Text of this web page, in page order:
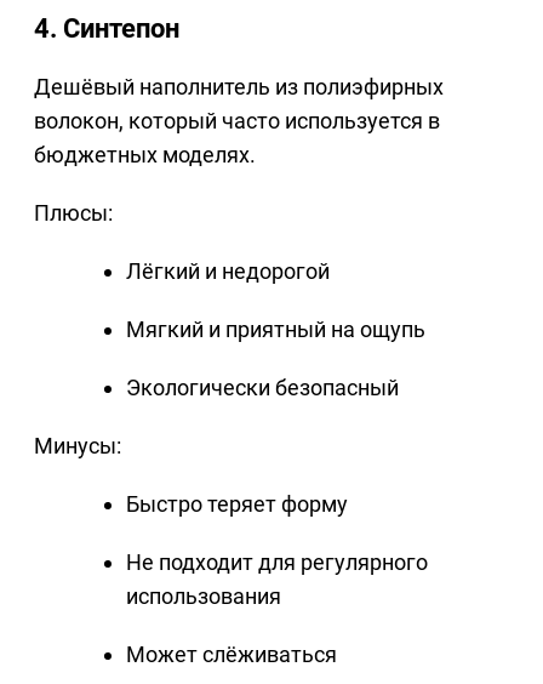
4. Синтепон
Дешёвый наполнитель из полиэфирных
волокон, который часто используется в
бюджетных моделях.
Плюсы:
Лёгкий и недорогой
Мягкий и приятный на ощупь
Экологически безопасный
Минусы:
Быстро теряет форму
Не подходит для регулярного
использования
Может слёживаться